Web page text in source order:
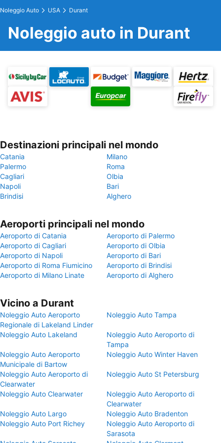
Noleggio Auto USA Durant
Noleggio auto in Durant
Destinazioni principali nel mondo
Catania
Milano
Palermo
Roma
Cagliari
Olbia
Napoli
Bari
Brindisi
Alghero
Aeroporti principali nel mondo
Aeroporto di Catania
Aeroporto di Palermo
Aeroporto di Cagliari
Aeroporto di Olbia
Aeroporto di Napoli
Aeroporto di Bari
Aeroporto di Roma Fiumicino
Aeroporto di Brindisi
Aeroporto di Milano Linate
Aeroporto di Alghero
Vicino a Durant
Noleggio Auto Aeroporto
Regionale di Lakeland Linder
Noleggio Auto Tampa
Noleggio Auto Lakeland
Noleggio Auto Aeroporto di
Tampa
Noleggio Auto Aeroporto
Municipale di Bartow
Noleggio Auto Winter Haven
Noleggio Auto Aeroporto di
Clearwater
Noleggio Auto St Petersburg
Noleggio Auto Clearwater
Noleggio Auto Aeroporto di
Clearwater
Noleggio Auto Largo
Noleggio Auto Bradenton
Noleggio Auto Port Richey
Noleggio Auto Aeroporto di
Sarasota